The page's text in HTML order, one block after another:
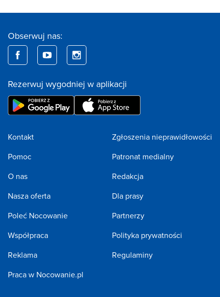
Obserwuj nas:
Rezerwuj wygodniej w aplikacji
Kontakt
Pomoc
O nas
Nasza oferta
Poleć Nocowanie
Współpraca
Reklama
Praca w Nocowanie.pl
Zgłoszenia nieprawidłowości
Patronat medialny
Redakcja
Dla prasy
Partnerzy
Polityka prywatności
Regulaminy